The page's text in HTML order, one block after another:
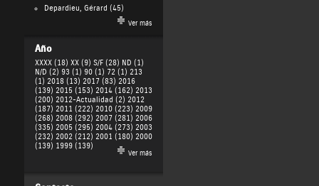
Depardieu, Gérard (45)
Ver más
Año
XXXX (18) XX (9) S/F (28) ND (1)
N/D (2) 93 (1) 90 (1) 72 (1) 213
(1) 2018 (13) 2017 (83) 2016
(139) 2015 (153) 2014 (162) 2013
(200) 2012-Actualidad (2) 2012
(187) 2011 (222) 2010 (223) 2009
(268) 2008 (292) 2007 (281) 2006
(335) 2005 (295) 2004 (273) 2003
(232) 2002 (212) 2001 (180) 2000
(139) 1999 (139)
Ver más